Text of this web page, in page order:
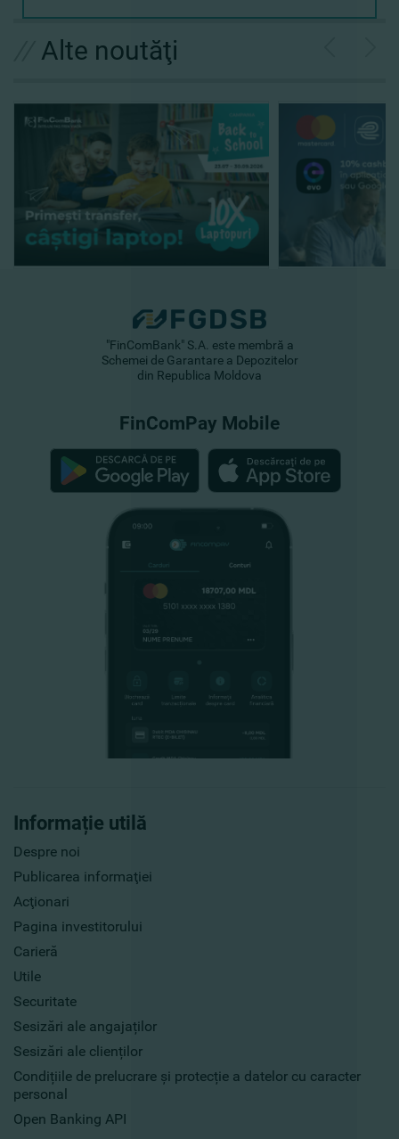
Alte noutăţi
Informație utilă
Despre noi
Publicarea informaţiei
Acţionari
Pagina investitorului
Carieră
Utile
Securitate
Sesizări ale angajaților
Sesizări ale clienților
Condițiile de prelucrare și protecție a datelor cu caracter
personal
Open Banking API
"FinComBank" S.A. este membră a
Schemei de Garantare a Depozitelor
din Republica Moldova
FinComPay Mobile